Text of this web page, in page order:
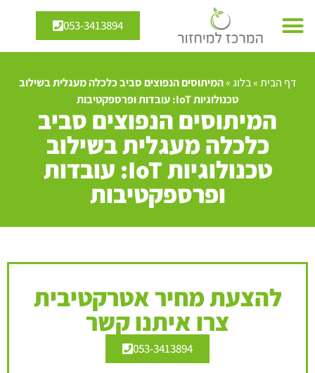
053-3413894
דף הבית»בלוג»המיתוסים הנפוצים סביב כלכלה מעגלית בשילוב
טכנולוגיות IoT: עובדות ופרספקטיבות
המיתוסים הנפוצים סביב
כלכלה מעגלית בשילוב
טכנולוגיות IoT: עובדות
ופרספקטיבות
להצעת מחיר אטרקטיבית
צרו איתנו קשר
053-3413894